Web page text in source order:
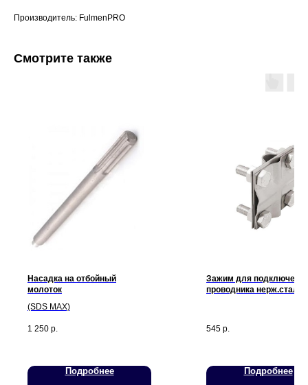
Производитель: FulmenPRO
Смотрите также
Насадка на отбойный
молоток
(SDS MAX)
1 250 р.
Подробнее
Зажим для
проводника нерж.сталь
545 р.
Подробнее